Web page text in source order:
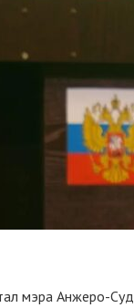
мэра Анжеро-